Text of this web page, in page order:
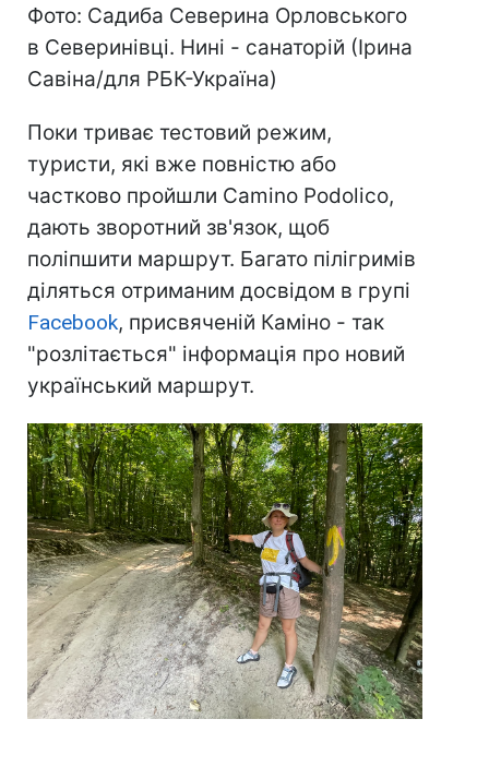
Фото: Садиба Северина Орловського
в Северинівці. Нині - санаторій (Ірина
Савіна/для РБК-Україна)
Поки триває тестовий режим,
туристи, які вже повністю або
частково пройшли Camino Podolico,
дають зворотний зв'язок, щоб
поліпшити маршрут. Багато пілігримів
діляться отриманим досвідом в групі
Facebook, присвяченій Каміно - так
"розлітається" інформація про новий
український маршрут.